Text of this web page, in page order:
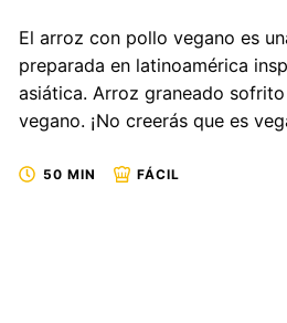
El arroz con pollo vegano es
preparada en latinoamérica
asiática. Arroz graneado
vegano. ¡No creerás que es
50 MIN FÁCIL